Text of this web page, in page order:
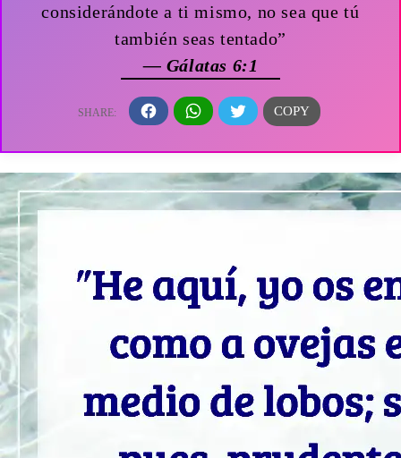
considerándote a ti mismo, no sea que tú
también seas tentado”
— Gálatas 6:1